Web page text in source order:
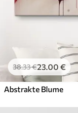
38.33€23.00 €
Abstrakte Blume